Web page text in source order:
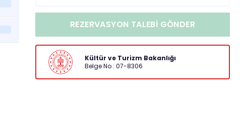
REZERVASYON TALEBI GÖNDER
Kültür ve Turizm Bakanlığı
Belge No : 07-8306